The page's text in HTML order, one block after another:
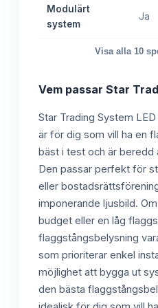
Modulärt
system
Ja
Visa alla 10
Vem passar Star
Star Trading System
är för dig som vill ha en
bäst i test och är beredd
Den passar perfekt för
eller
imponerande ljusbild.
budget eller en låg
flaggstångsbelysning
som prioriterar enkel
möjlighet att bygga ut
den bästa